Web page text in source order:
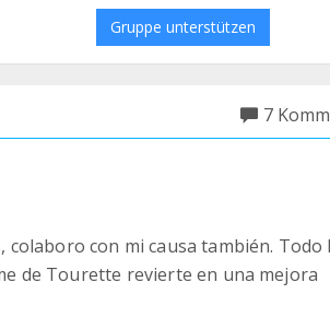
Gruppe unterstützen
7
colaboro con mi causa también. Todo
de Tourette revierte en una mejora